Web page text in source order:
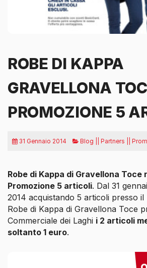
ROBE DI KAPPA
GRAVELLONA
PROMOZIONE 5
31 Gennaio 2014 Blog || Partners ||
Robe di Kappa di Gravellona Toce
Promozione 5 articoli. Dal 31
2014 acquistando 5 articoli presso
Robe di Kappa di Gravellona Toce
Commerciale dei Laghi i 2 articoli
soltanto 1 euro.